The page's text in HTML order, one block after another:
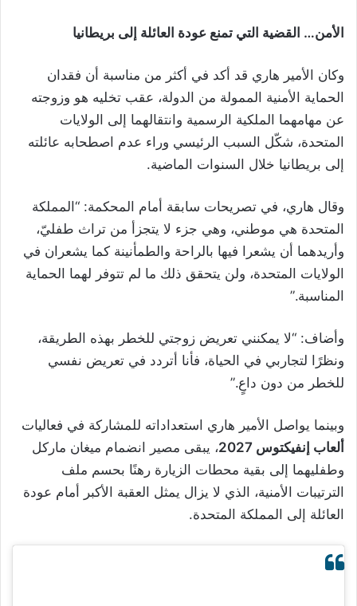
الأمن… القضية التي تمنع عودة العائلة إلى بريطانيا
وكان الأمير هاري قد أكد في أكثر من مناسبة أن فقدان
الحماية الأمنية الممولة من الدولة، عقب تخليه هو وزوجته
عن مهامهما الملكية الرسمية وانتقالهما إلى الولايات
المتحدة، شكّل السبب الرئيسي وراء عدم اصطحابه عائلته
إلى بريطانيا خلال السنوات الماضية.
وقال هاري، في تصريحات سابقة أمام المحكمة: “المملكة
المتحدة هي موطني، وهي جزء لا يتجزأ من تراث طفليّ،
وأريدهما أن يشعرا فيها بالراحة والطمأنينة كما يشعران في
الولايات المتحدة، ولن يتحقق ذلك ما لم تتوفر لهما الحماية
المناسبة.”
وأضاف: “لا يمكنني تعريض زوجتي للخطر بهذه الطريقة،
ونظرًا لتجاربي في الحياة، فأنا أتردد في تعريض نفسي
للخطر من دون داعٍ.”
وبينما يواصل الأمير هاري استعداداته للمشاركة في فعاليات
ألعاب إنفيكتوس 2027
، يبقى مصير انضمام ميغان ماركل
وطفليهما إلى بقية محطات الزيارة رهنًا بحسم ملف
الترتيبات الأمنية، الذي لا يزال يمثل العقبة الأكبر أمام عودة
العائلة إلى المملكة المتحدة.